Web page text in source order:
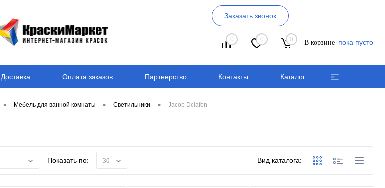
Заказать звонок
0 0 0 В корзине пока пусто
Доставка Оплата заказов Партнерство Контакты Каталог
• Мебель для ванной комнаты • Светильники • Jacob Delafon
Показать по: 30 Вид каталога: